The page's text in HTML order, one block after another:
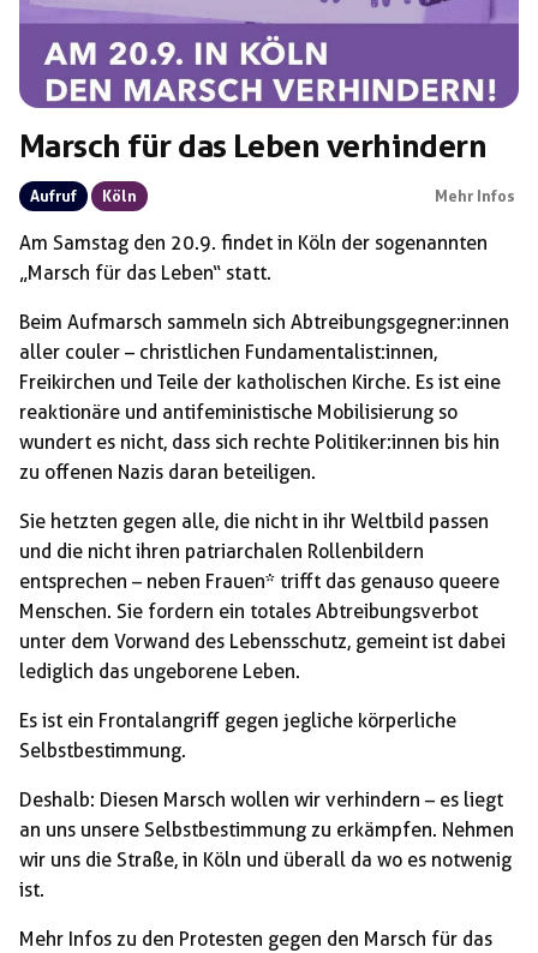
Marsch für das Leben verhindern
Aufruf Köln Mehr Infos
Am Samstag den 20.9. findet in Köln der sogenannten
„Marsch für das Leben“ statt.
Beim Aufmarsch sammeln sich Abtreibungsgegner:innen
aller couler – christlichen Fundamentalist:innen,
Freikirchen und Teile der katholischen Kirche. Es ist eine
reaktionäre und antifeministische Mobilisierung so
wundert es nicht, dass sich rechte Politiker:innen bis hin
zu offenen Nazis daran beteiligen.
Sie hetzten gegen alle, die nicht in ihr Weltbild passen
und die nicht ihren patriarchalen Rollenbildern
entsprechen – neben Frauen* trifft das genauso queere
Menschen. Sie fordern ein totales Abtreibungsverbot
unter dem Vorwand des Lebensschutz, gemeint ist dabei
lediglich das ungeborene Leben.
Es ist ein Frontalangriff gegen jegliche körperliche
Selbstbestimmung.
Deshalb: Diesen Marsch wollen wir verhindern – es liegt
an uns unsere Selbstbestimmung zu erkämpfen. Nehmen
wir uns die Straße, in Köln und überall da wo es notwenig
ist.
Mehr Infos zu den Protesten gegen den Marsch für das